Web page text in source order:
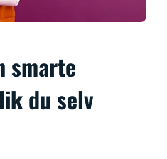
smarte
du selv